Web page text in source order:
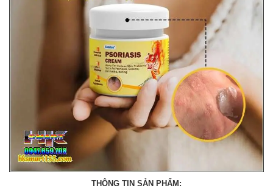
THÔNG TIN SẢN PHẨM: